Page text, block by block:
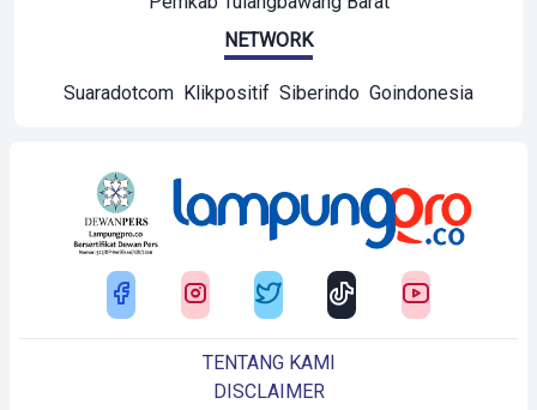
NETWORK
Suaradotcom Klikpositif Siberindo Goindonesia
TENTANG KAMI
DISCLAIMER